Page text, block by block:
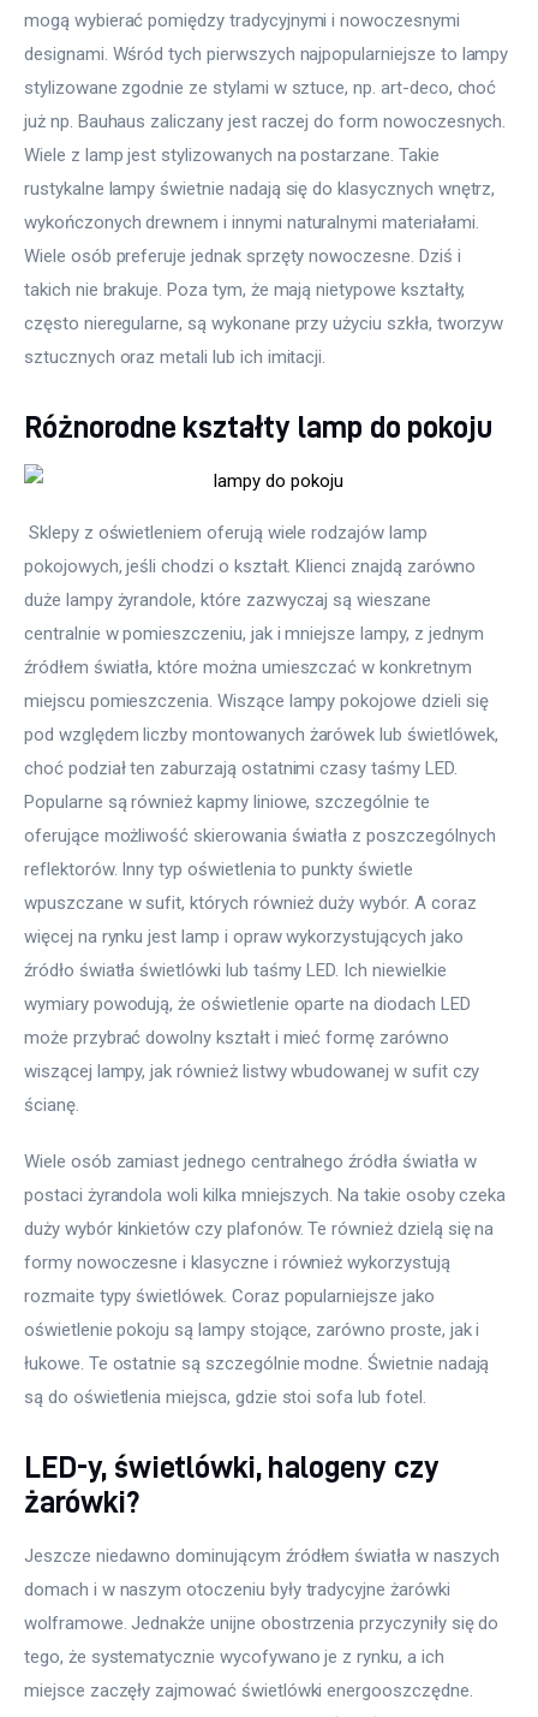
mogą wybierać pomiędzy tradycyjnymi i nowoczesnymi
designami. Wśród tych pierwszych najpopularniejsze to lampy
stylizowane zgodnie ze stylami w sztuce, np. art-deco, choć
już np. Bauhaus zaliczany jest raczej do form nowoczesnych.
Wiele z lamp jest stylizowanych na postarzane. Takie
rustykalne lampy świetnie nadają się do klasycznych wnętrz,
wykończonych drewnem i innymi naturalnymi materiałami.
Wiele osób preferuje jednak sprzęty nowoczesne. Dziś i
takich nie brakuje. Poza tym, że mają nietypowe kształty,
często nieregularne, są wykonane przy użyciu szkła, tworzyw
sztucznych oraz metali lub ich imitacji.
Różnorodne kształty lamp do pokoju
pokojowych, jeśli chodzi o kształt. Klienci znajdą zarówno
duże lampy żyrandole, które zazwyczaj są wieszane
centralnie w pomieszczeniu, jak i mniejsze lampy, z jednym
źródłem światła, które można umieszczać w konkretnym
miejscu pomieszczenia. Wiszące lampy pokojowe dzieli się
pod względem liczby montowanych żarówek lub świetlówek,
choć podział ten zaburzają ostatnimi czasy taśmy LED.
Popularne są również kapmy liniowe, szczególnie te
oferujące możliwość skierowania światła z poszczególnych
reflektorów. Inny typ oświetlenia to punkty świetle
wpuszczane w sufit, których również duży wybór. A coraz
więcej na rynku jest lamp i opraw wykorzystujących jako
źródło światła świetlówki lub taśmy LED. Ich niewielkie
wymiary powodują, że oświetlenie oparte na diodach LED
może przybrać dowolny kształt i mieć formę zarówno
wiszącej lampy, jak również listwy wbudowanej w sufit czy
ścianę.
Wiele osób zamiast jednego centralnego źródła światła w
postaci żyrandola woli kilka mniejszych. Na takie osoby czeka
duży wybór kinkietów czy plafonów. Te również dzielą się na
formy nowoczesne i klasyczne i również wykorzystują
rozmaite typy świetlówek. Coraz popularniejsze jako
oświetlenie pokoju są lampy stojące, zarówno proste, jak i
łukowe. Te ostatnie są szczególnie modne. Świetnie nadają
są do oświetlenia miejsca, gdzie stoi sofa lub fotel.
LED-y, świetlówki, halogeny czy
żarówki?
Jeszcze niedawno dominującym źródłem światła w naszych
domach i w naszym otoczeniu były tradycyjne żarówki
wolframowe. Jednakże unijne obostrzenia przyczyniły się do
tego, że systematycznie wycofywano je z rynku, a ich
miejsce zaczęły zajmować świetlówki energooszczędne.